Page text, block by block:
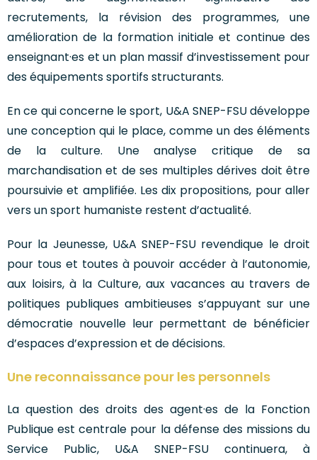
recrutements, la révision des programmes, une
amélioration de la formation initiale et continue des
enseignant·es et un plan massif d’investissement pour
des équipements sportifs structurants.
En ce qui concerne le sport, U&A SNEP-FSU développe
une conception qui le place, comme un des éléments
de la culture. Une analyse critique de sa
marchandisation et de ses multiples dérives doit être
poursuivie et amplifiée. Les dix propositions, pour aller
vers un sport humaniste restent d’actualité.
Pour la Jeunesse, U&A SNEP-FSU revendique le droit
pour tous et toutes à pouvoir accéder à l’autonomie,
aux loisirs, à la Culture, aux vacances au travers de
politiques publiques ambitieuses s’appuyant sur une
démocratie nouvelle leur permettant de bénéficier
d’espaces d’expression et de décisions.
Une reconnaissance pour les personnels
La question des droits des agent·es de la Fonction
Publique est centrale pour la défense des missions du
Service Public, U&A SNEP-FSU continuera, à